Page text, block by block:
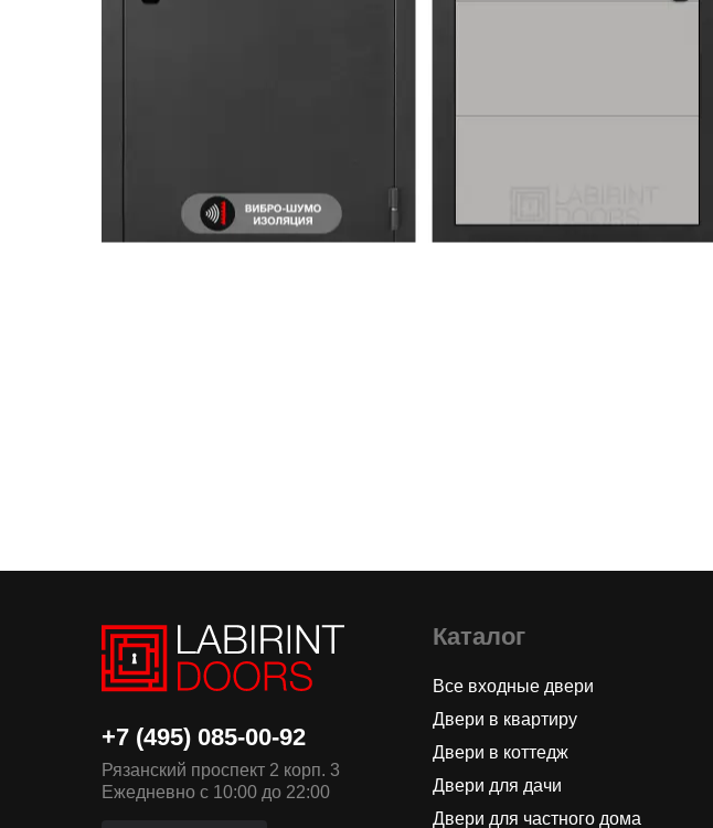
+7 (495) 085-00-92
Рязанский проспект 2 корп. 3
Ежедневно с 10:00 до 22:00
Каталог
Все входные двери
Двери в квартиру
Двери в коттедж
Двери для дачи
Двери для частного дома